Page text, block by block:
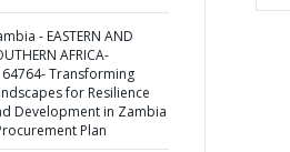
- EASTERN AND
AFRICA-
Transforming
for Resilience
Development in Zambia
Plan